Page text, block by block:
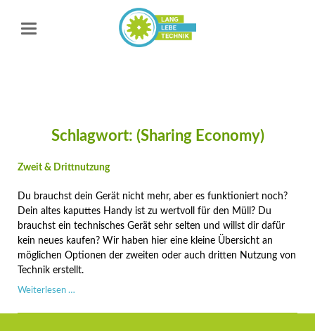
Schlagwort: (Sharing Economy)
Zweit & Drittnutzung
Du brauchst dein Gerät nicht mehr, aber es funktioniert noch?
Dein altes kaputtes Handy ist zu wertvoll für den Müll? Du
brauchst ein technisches Gerät sehr selten und willst dir dafür
kein neues kaufen? Wir haben hier eine kleine Übersicht an
möglichen Optionen der zweiten oder auch dritten Nutzung von
Technik erstellt.
Weiterlesen …